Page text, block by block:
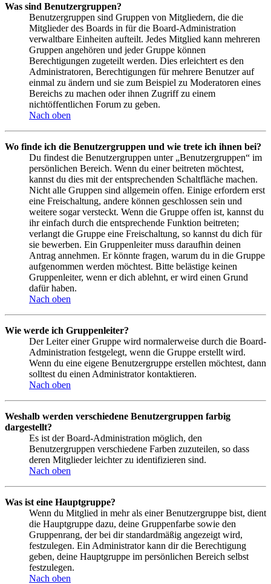
Was sind Benutzergruppen?
Benutzergruppen sind Gruppen von Mitgliedern, die die
Mitglieder des Boards in für die Board-Administration
verwaltbare Einheiten aufteilt. Jedes Mitglied kann mehreren
Gruppen angehören und jeder Gruppe können
Berechtigungen zugeteilt werden. Dies erleichtert es den
Administratoren, Berechtigungen für mehrere Benutzer auf
einmal zu ändern und sie zum Beispiel zu Moderatoren eines
Bereichs zu machen oder ihnen Zugriff zu einem
nichtöffentlichen Forum zu geben.
Nach oben
Wo finde ich die Benutzergruppen und wie trete ich ihnen bei?
Du findest die Benutzergruppen unter „Benutzergruppen“ im
persönlichen Bereich. Wenn du einer beitreten möchtest,
kannst du dies mit der entsprechenden Schaltfläche machen.
Nicht alle Gruppen sind allgemein offen. Einige erfordern erst
eine Freischaltung, andere können geschlossen sein und
weitere sogar versteckt. Wenn die Gruppe offen ist, kannst du
ihr einfach durch die entsprechende Funktion beitreten;
verlangt die Gruppe eine Freischaltung, so kannst du dich für
sie bewerben. Ein Gruppenleiter muss daraufhin deinen
Antrag annehmen. Er könnte fragen, warum du in die Gruppe
aufgenommen werden möchtest. Bitte belästige keinen
Gruppenleiter, wenn er dich ablehnt, er wird einen Grund
dafür haben.
Nach oben
Wie werde ich Gruppenleiter?
Der Leiter einer Gruppe wird normalerweise durch die Board-
Administration festgelegt, wenn die Gruppe erstellt wird.
Wenn du eine eigene Benutzergruppe erstellen möchtest, dann
solltest du einen Administrator kontaktieren.
Nach oben
Weshalb werden verschiedene Benutzergruppen farbig
dargestellt?
Es ist der Board-Administration möglich, den
Benutzergruppen verschiedene Farben zuzuteilen, so dass
deren Mitglieder leichter zu identifizieren sind.
Nach oben
Was ist eine Hauptgruppe?
Wenn du Mitglied in mehr als einer Benutzergruppe bist, dient
die Hauptgruppe dazu, deine Gruppenfarbe sowie den
Gruppenrang, der bei dir standardmäßig angezeigt wird,
festzulegen. Ein Administrator kann dir die Berechtigung
geben, deine Hauptgruppe im persönlichen Bereich selbst
festzulegen.
Nach oben